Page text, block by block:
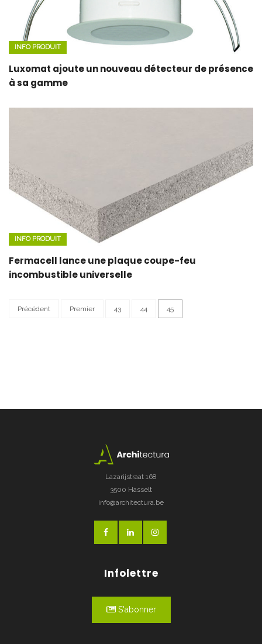
INFO PRODUIT
Luxomat ajoute un nouveau détecteur de présence
à sa gamme
INFO PRODUIT
Fermacell lance une plaque coupe-feu
incombustible universelle
Précédent Premier 43 44 45
Lazarijstraat 168
3500 Hasselt
info@architectura.be
Infolettre
S'abonner